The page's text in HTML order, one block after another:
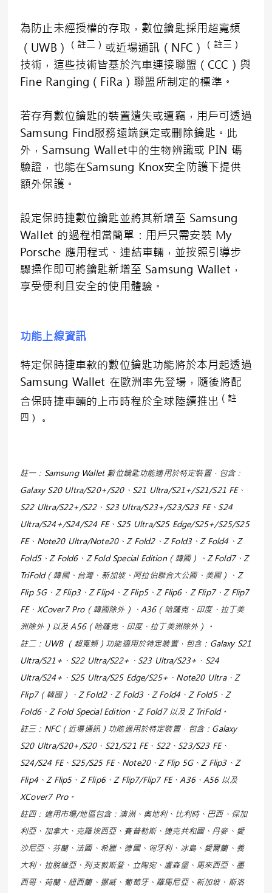
為防止未經授權的存取，數位鑰匙採用超寬頻
（UWB）
（註二） 或近場通訊（NFC） （註三）
技術，這些技術皆基於汽車連接聯盟（CCC）與
Fine Ranging（FiRa）聯盟所制定的標準。
若存有數位鑰匙的裝置遺失或遭竊，用戶可透過
Samsung Find服務遠端鎖定或刪除鑰匙。此
外，Samsung Wallet中的生物辨識或 PIN 碼
驗證，也能在Samsung Knox安全防護下提供
額外保護。
設定保時捷數位鑰匙並將其新增至 Samsung
Wallet 的過程相當簡單：用戶只需安裝 My
Porsche 應用程式、連結車輛，並按照引導步
驟操作即可將鑰匙新增至 Samsung Wallet，
享受便利且安全的使用體驗。
功能上線資訊
特定保時捷車款的數位鑰匙功能將於本月起透過
Samsung Wallet 在歐洲率先登場，隨後將配
合保時捷車輛的上市時程於全球陸續推出 （註
四）
。
註一：Samsung Wallet 數位鑰匙功能適用於特定裝置，包含：
Galaxy S20 Ultra/S20+/S20、S21 Ultra/S21+/S21/S21 FE、
S22 Ultra/S22+/S22、S23 Ultra/S23+/S23/S23 FE、S24
Ultra/S24+/S24/S24 FE、S25 Ultra/S25 Edge/S25+/S25/S25
FE、Note20 Ultra/Note20、Z Fold2、Z Fold3、Z Fold4、Z
Fold5、Z Fold6、Z Fold Special Edition（韓國）、Z Fold7、Z
TriFold（韓國、台灣、新加坡、阿拉伯聯合大公國、美國）、Z
Flip 5G、Z Flip3、Z Flip4、Z Flip5、Z Flip6、Z Flip7、Z Flip7
FE、XCover7 Pro（韓國除外）、A36（哈薩克、印度、拉丁美
洲除外）以及 A56（哈薩克、印度、拉丁美洲除外）。
註二：UWB （超寬頻）功能適用於特定裝置，包含：Galaxy S21
Ultra/S21+、S22 Ultra/S22+、S23 Ultra/S23+、S24
Ultra/S24+、S25 Ultra/S25 Edge/S25+、Note20 Ultra、Z
Flip7（韓國）、Z Fold2、Z Fold3、Z Fold4、Z Fold5、Z
Fold6、Z Fold Special Edition、Z Fold7 以及 Z TriFold。
註三：NFC（近場通訊）功能適用於特定裝置，包含：Galaxy
S20 Ultra/S20+/S20、S21/S21 FE、S22、S23/S23 FE、
S24/S24 FE、S25/S25 FE、Note20、Z Flip 5G、Z Flip3、Z
Flip4、Z Flip5、Z Flip6、Z Flip7/Flip7 FE、A36、A56 以及
XCover7 Pro。
註四：適用市場/地區包含：澳洲、奧地利、比利時、巴西、保加
利亞、加拿大、克羅埃西亞、賽普勒斯、捷克共和國、丹麥、愛
沙尼亞、芬蘭、法國、希臘、德國、匈牙利、冰島、愛爾蘭、義
大利、拉脫維亞、列支敦斯登、立陶宛、盧森堡、馬來西亞、墨
西哥、荷蘭、紐西蘭、挪威、葡萄牙、羅馬尼亞、新加坡、斯洛